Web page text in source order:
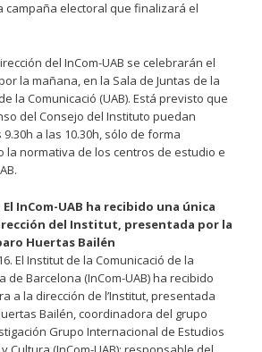
campaña electoral que finalizará el
del InCom-UAB se celebrarán el
la mañana, en la Sala de Juntas de la
la Comunicació (UAB). Está previsto que
del Consejo del Instituto puedan
a las 10.30h, sólo de forma
la normativa de los centros de estudio e
El InCom-UAB ha recibido una única
del Institut, presentada por la
Huertas Bailén
El Institut de la Comunicació de la
de Barcelona (InCom-UAB) ha recibido
a la dirección de l’Institut, presentada
Bailén, coordinadora del grupo
Grupo Internacional de Estudios